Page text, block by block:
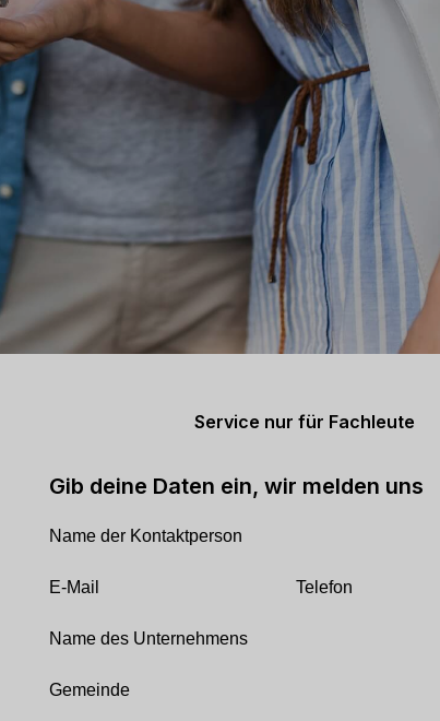
Service nur für Fachleute
Gib deine Daten ein, wir melden uns